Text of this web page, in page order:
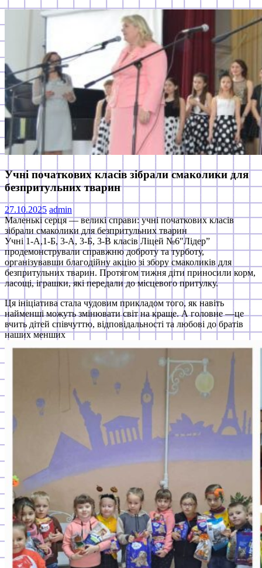
Учні початкових класів зібрали смаколики для
безпритульних тварин
27.10.2025 admin
Маленькі серця — великі справи: учні початкових класів
зібрали смаколики для безпритульних тварин
Учні 1-А,1-Б, 3-А, 3-Б, 3-В класів Ліцей №6″Лідер”
продемонстрували справжню доброту та турботу,
організувавши благодійну акцію зі збору смаколиків для
безпритульних тварин. Протягом тижня діти приносили корм,
ласощі, іграшки, які передали до місцевого притулку.
Ця ініціатива стала чудовим прикладом того, як навіть
найменші можуть змінювати світ на краще. А головне —це
вчить дітей співчуттю, відповідальності та любові до братів
наших менших